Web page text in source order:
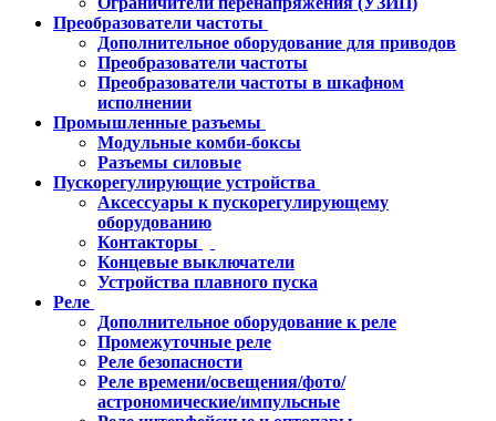
Преобразователи частоты
Дополнительное оборудование для приводов
Преобразователи частоты
Преобразователи частоты в шкафном
исполнении
Промышленные разъемы
Модульные комби-боксы
Разъемы силовые
Пускорегулирующие устройства
Аксессуары к пускорегулирующему
оборудованию
Контакторы
Концевые выключатели
Устройства плавного пуска
Реле
Дополнительное оборудование к реле
Промежуточные реле
Реле безопасности
Реле времени/освещения/фото/
астрономические/импульсные